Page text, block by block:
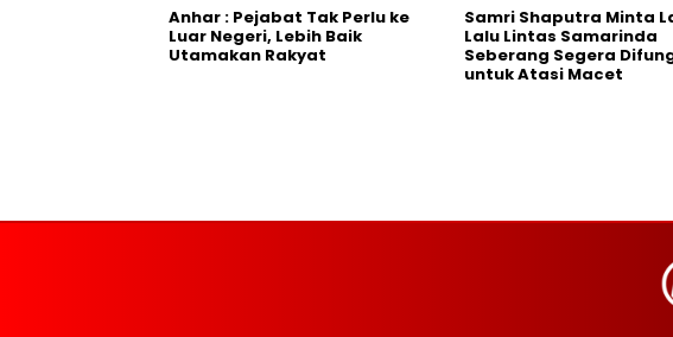
Anhar : Pejabat Tak Perlu ke
Luar Negeri, Lebih Baik
Utamakan Rakyat
Samri Shaputra Minta
Lalu Lintas Samarinda
Seberang Segera
untuk Atasi Macet